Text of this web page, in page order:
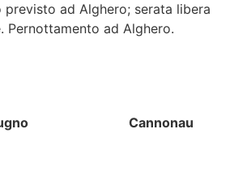
ad Alghero; serata libera
Pernottamento ad Alghero.
giugno Cannonau